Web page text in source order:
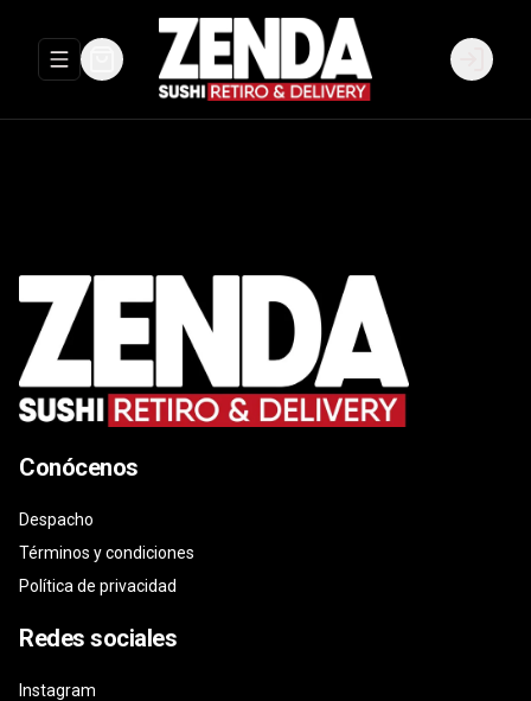
Abrir menu de navegación Login
Conócenos
Despacho
Términos y condiciones
Política de privacidad
Redes sociales
Instagram